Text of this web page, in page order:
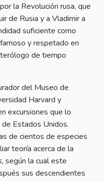
la Revolución rusa, que
de Rusia y a Vladimir a
suficiente como
y respetado en
de tiempo
del Museo de
Harvard y
excursiones que lo
Estados Unidos.
de cientos de especies
teoría acerca de la
según la cual este
sus descendientes